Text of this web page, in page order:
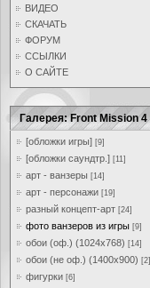
ВИДЕО
СКАЧАТЬ
ФОРУМ
ССЫЛКИ
О САЙТЕ
Галерея: Front Mission 4
[обложки игры] [9]
[обложки саундтр.] [11]
арт - ванзеры [14]
арт - персонажи [19]
разный концепт-арт [24]
фото ванзеров из игры [9]
обои (оф.) (1024x768) [14]
обои (не оф.) (1400x900) [2]
фигурки [6]